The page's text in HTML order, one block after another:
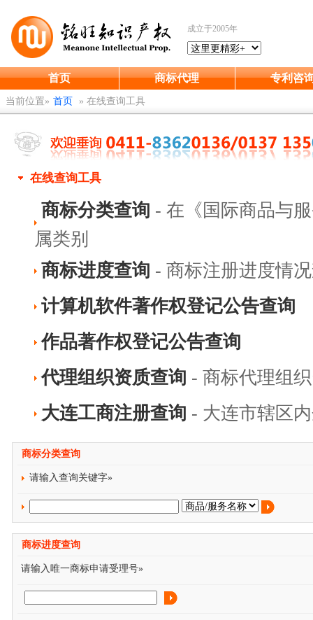
成立于2005年
首页 商标代理 专利咨
当前位置» 首页 » 在线查询工具
在线查询工具
商标分类查询 - 在《国际商品与
属类别
商标进度查询 - 商标注册进度情
计算机软件著作权登记公告查询
作品著作权登记公告查询
代理组织资质查询 - 商标代理组
大连工商注册查询 - 大连市辖区
商标分类查询
请输入查询关键字»
商标进度查询
请输入唯一商标申请受理号»